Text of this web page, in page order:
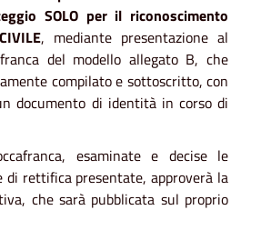
SOLO per il riconoscimento
, mediante presentazione al
del modello allegato B, che
compilato e sottoscritto, con
documento di identità in corso di
esaminate e decise le
rettifica presentate, approverà la
che sarà pubblicata sul proprio